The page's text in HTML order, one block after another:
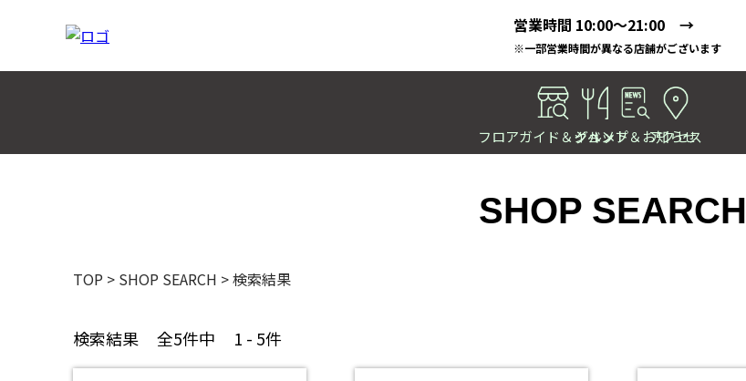
営業時間 10:00～21:00 →
※一部営業時間が異なる店舗がございます
フロアガイド＆ショップ
グルメ
イベント＆お知らせ
アクセス
SHOP SEARCH
TOP > SHOP SEARCH >検索結果
検索結果 全5件中 1 - 5件